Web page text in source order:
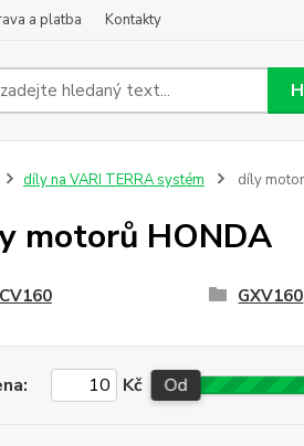
a platba Kontakty
díly na VARI TERRA systém díly
motorů HONDA
GXV160
Kč Od